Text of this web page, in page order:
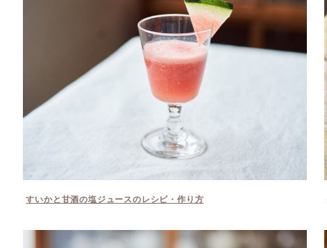
すいかと甘酒の塩ジュースのレシピ・作り方